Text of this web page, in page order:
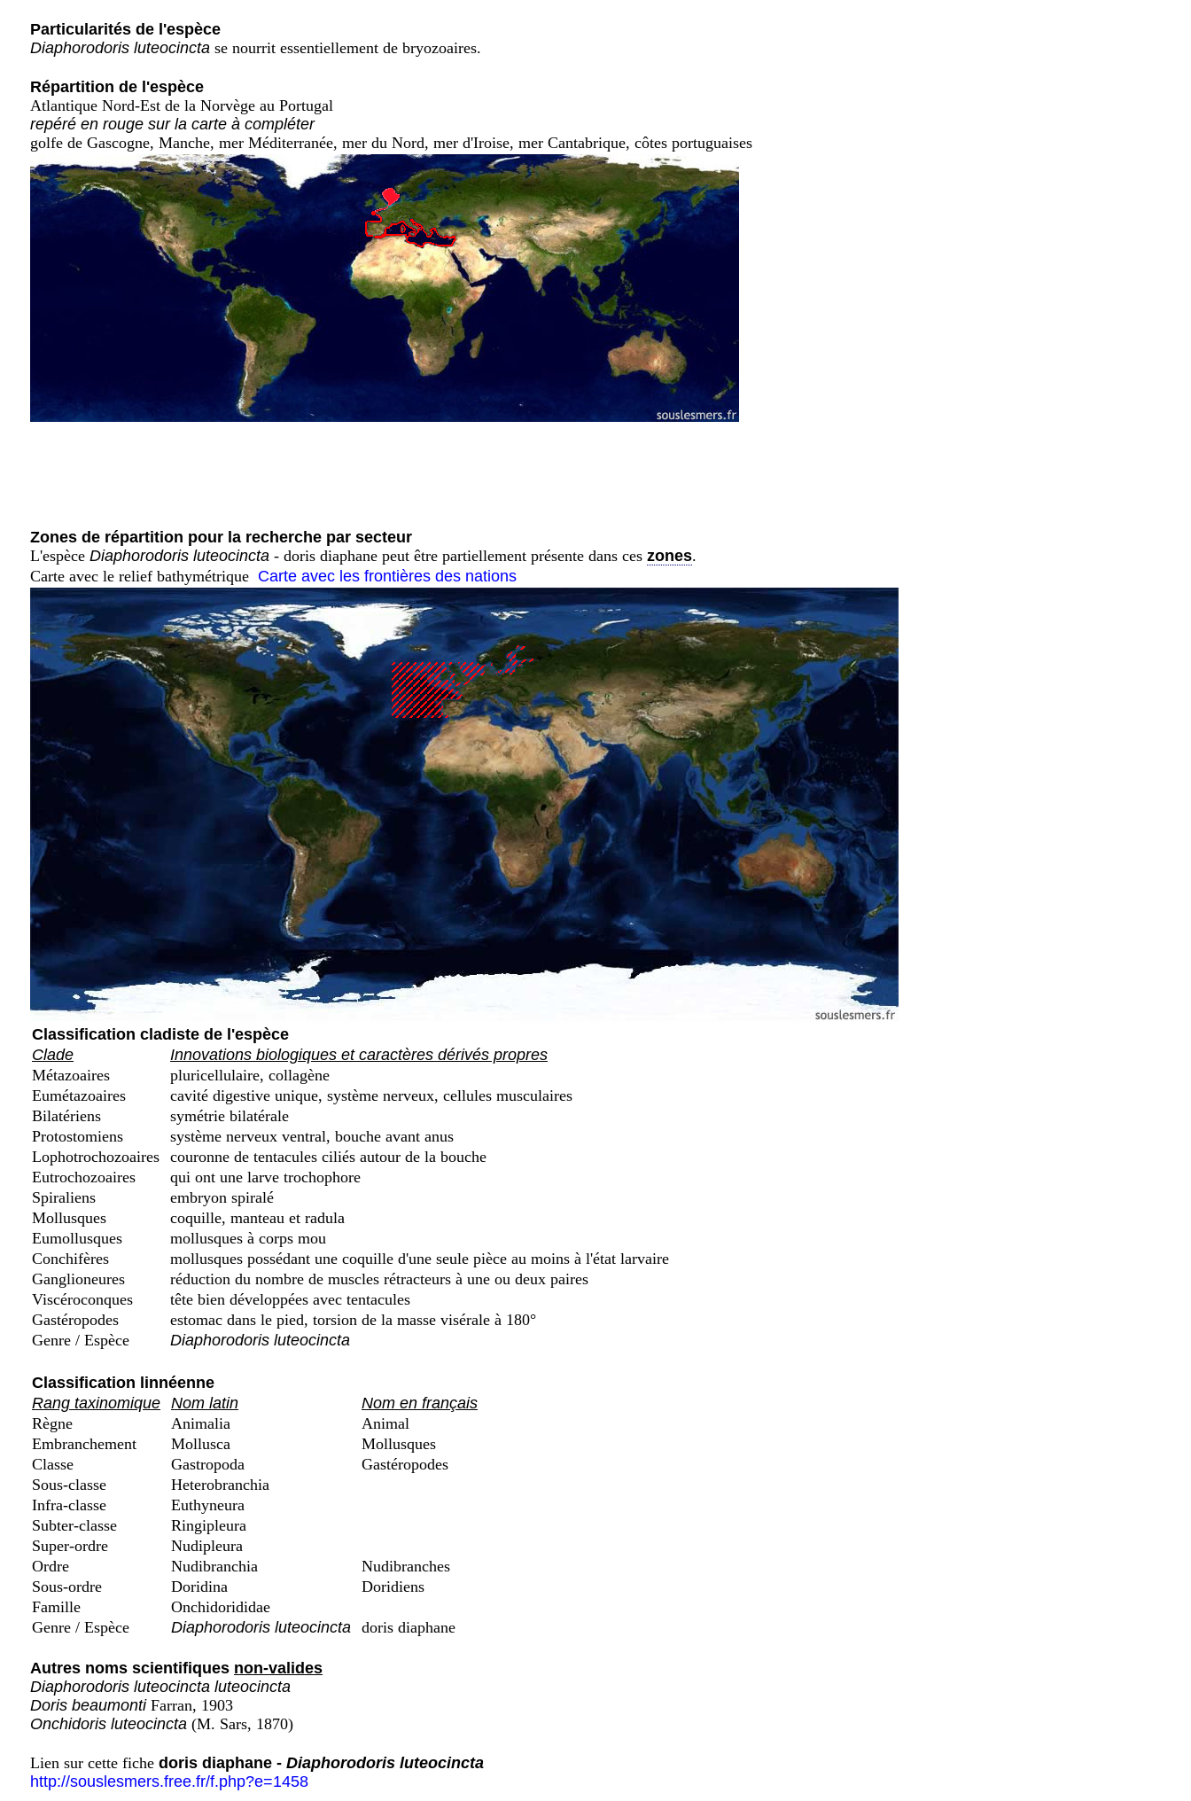
Particularités de l'espèce
Diaphorodoris luteocincta se nourrit essentiellement de bryozoaires.
Répartition de l'espèce
Atlantique Nord-Est de la Norvège au Portugal
repéré en rouge sur la carte à compléter
golfe de Gascogne, Manche, mer Méditerranée, mer du Nord, mer d'Iroise, mer Cantabrique, côtes portuguaises
Zones de répartition pour la recherche par secteur
L'espèce Diaphorodoris luteocincta - doris diaphane peut être partiellement présente dans ces zones.
Carte avec le relief bathymétrique Carte avec les frontières des nations
Classification cladiste de l'espèce
Clade
Innovations biologiques et caractères dérivés propres
Métazoaires
pluricellulaire, collagène
Eumétazoaires
cavité digestive unique, système nerveux, cellules musculaires
Bilatériens
symétrie bilatérale
Protostomiens
système nerveux ventral, bouche avant anus
Lophotrochozoaires couronne de tentacules ciliés autour de la bouche
Eutrochozoaires
qui ont une larve trochophore
Spiraliens
embryon spiralé
Mollusques
coquille, manteau et radula
Eumollusques
mollusques à corps mou
Conchifères
mollusques possédant une coquille d'une seule pièce au moins à l'état larvaire
Ganglioneures
réduction du nombre de muscles rétracteurs à une ou deux paires
Viscéroconques
tête bien développées avec tentacules
Gastéropodes
estomac dans le pied, torsion de la masse visérale à 180°
Genre / Espèce
Diaphorodoris luteocincta
Classification linnéenne
Rang taxinomique Nom latin
Nom en français
Règne
Animalia
Animal
Embranchement
Mollusca
Mollusques
Classe
Gastropoda
Gastéropodes
Sous-classe
Heterobranchia
Infra-classe
Euthyneura
Subter-classe
Ringipleura
Super-ordre
Nudipleura
Ordre
Nudibranchia
Nudibranches
Sous-ordre
Doridina
Doridiens
Famille
Onchidorididae
Genre / Espèce
Diaphorodoris luteocincta doris diaphane
Autres noms scientifiques non-valides
Diaphorodoris luteocincta luteocincta
Doris beaumontiFarran, 1903
Onchidoris luteocincta (M. Sars, 1870)
Lien sur cette fiche doris diaphane - Diaphorodoris luteocincta
http://souslesmers.free.fr/f.php?e=1458